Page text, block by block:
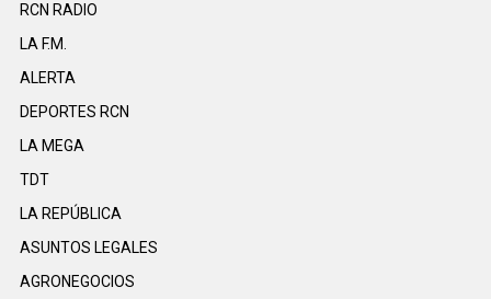
RCN RADIO
LA F.M.
ALERTA
DEPORTES RCN
LA MEGA
TDT
LA REPÚBLICA
ASUNTOS LEGALES
AGRONEGOCIOS